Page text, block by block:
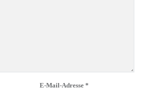
E-Mail-Adresse *